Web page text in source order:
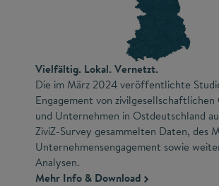
Vielfältig. Lokal. Vernetzt.
Die im März 2024 veröffentlichte
Engagement von zivilgesellschaftlichen
und Unternehmen in Ostdeutschland
ZiviZ-Survey gesammelten Daten, des
Unternehmensengagement sowie
Analysen.
Mehr Info & Download